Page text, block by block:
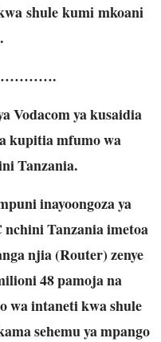
shule kumi mkoani
Vodacom ya kusaidia
kupitia mfumo wa
Tanzania.
inayoongoza ya
nchini Tanzania imetoa
njia (Router) zenye
48 pamoja na
wa intaneti kwa shule
sehemu ya mpango